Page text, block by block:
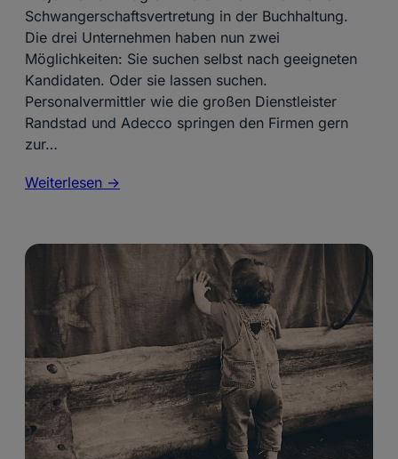
Schwangerschaftsvertretung in der Buchhaltung.
Die drei Unternehmen haben nun zwei
Möglichkeiten: Sie suchen selbst nach geeigneten
Kandidaten. Oder sie lassen suchen.
Personalvermittler wie die großen Dienstleister
Randstad und Adecco springen den Firmen gern
zur…
Weiterlesen ->